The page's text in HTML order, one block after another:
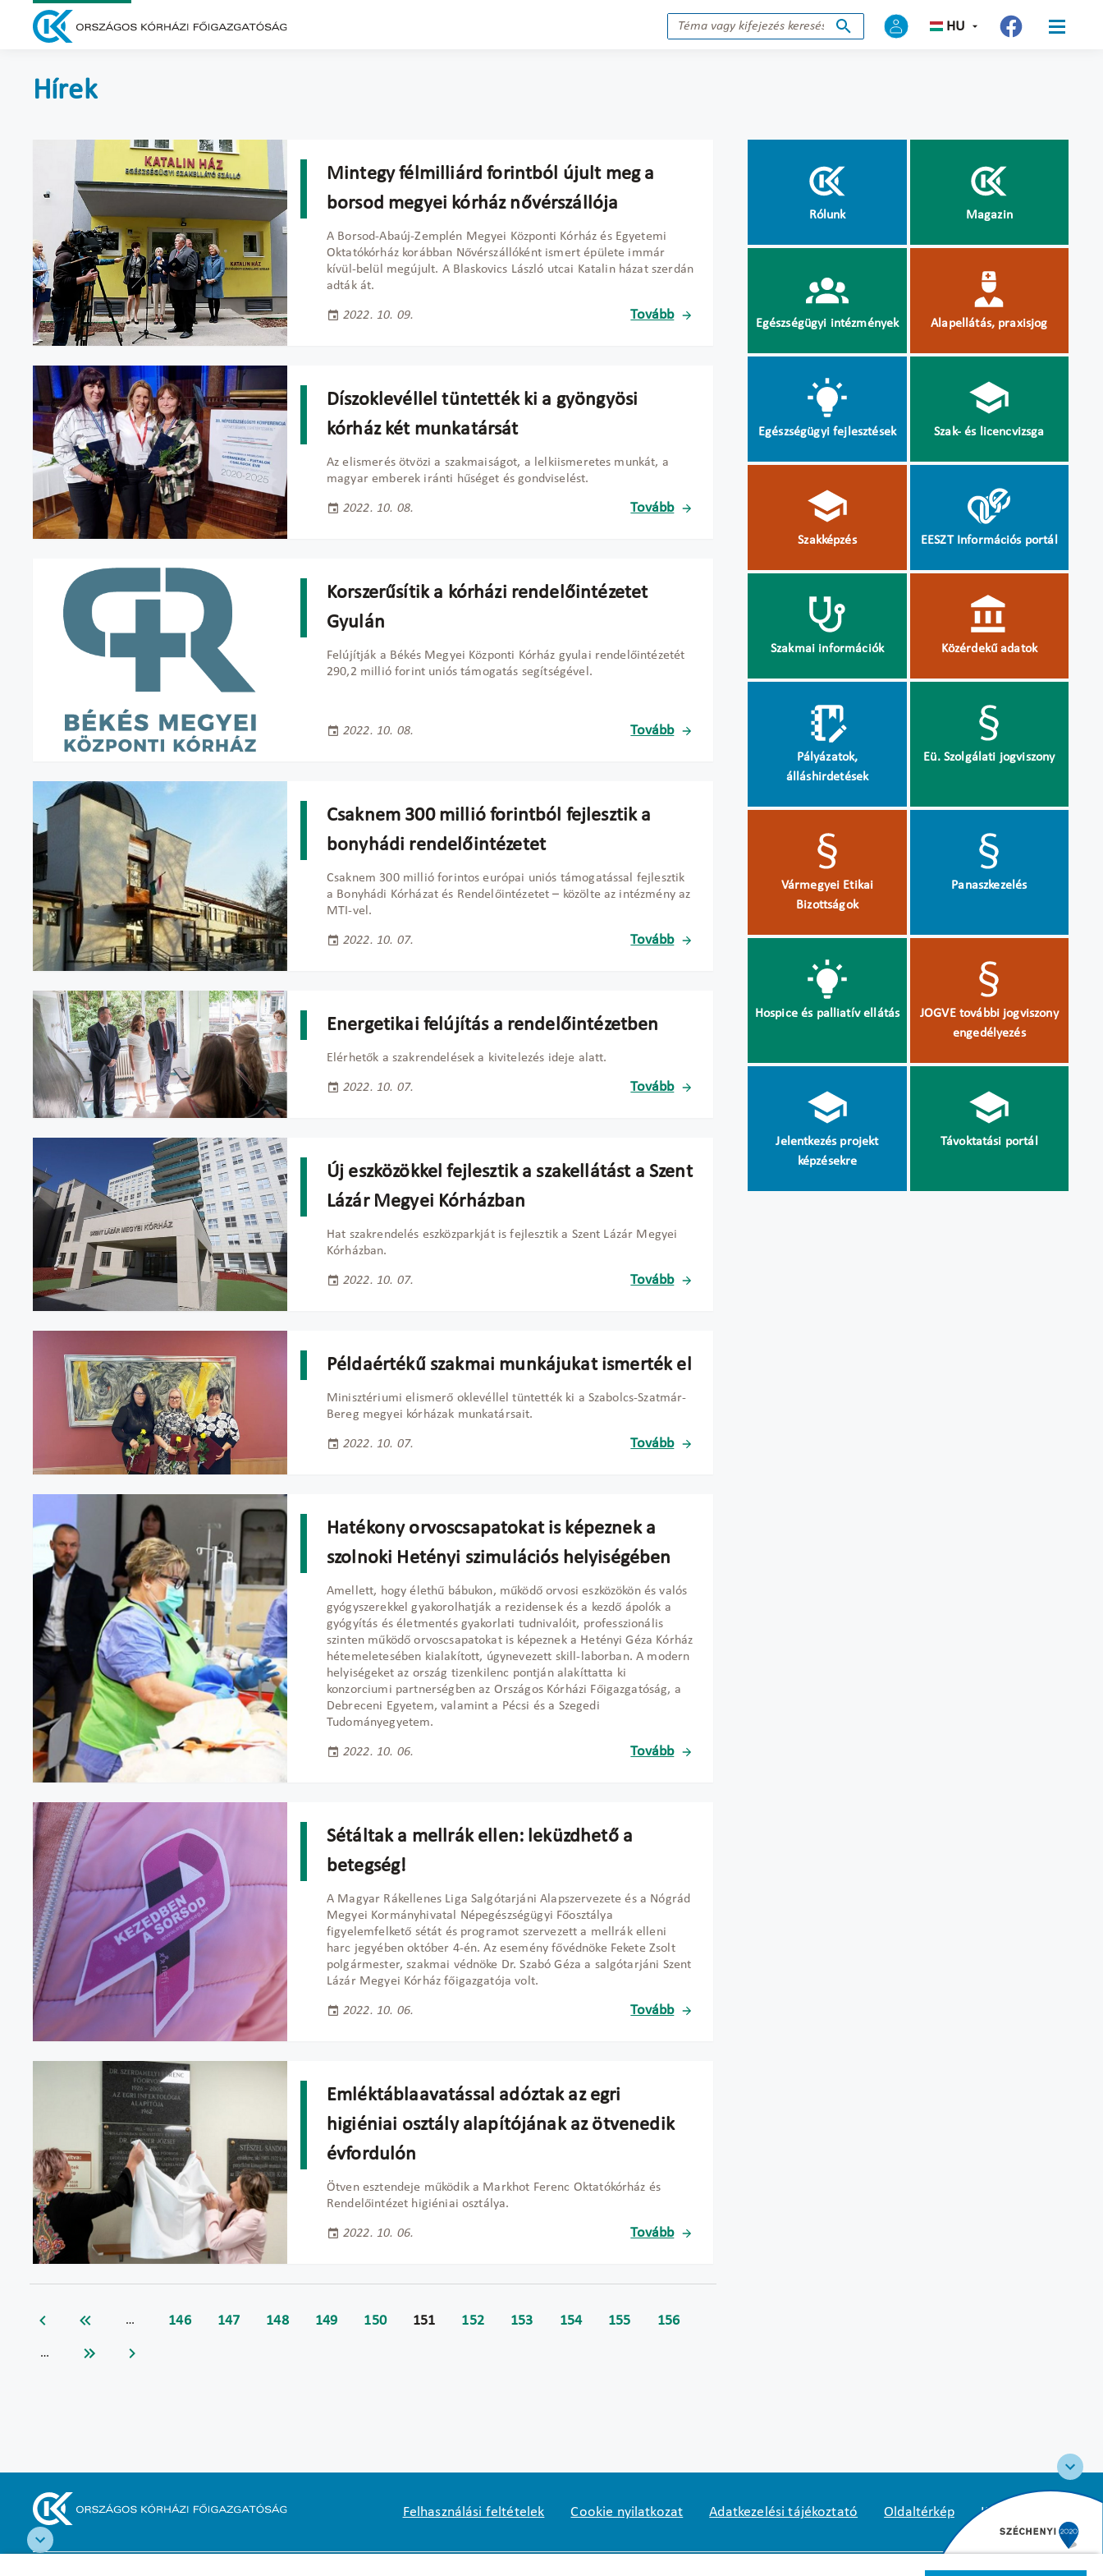
HU
Hírek
Mintegy félmilliárd forintból újult meg a
borsod megyei kórház nővérszállója
A Borsod-Abaúj-Zemplén Megyei Központi Kórház és Egyetemi
Oktatókórház korábban Nővérszállóként ismert épülete immár
kívül-belül megújult. A Blaskovics László utcai Katalin házat szerdán
adták át.
2022. 10. 09. Tovább
Díszoklevéllel tüntették ki a gyöngyösi
kórház két munkatársát
Az elismerés ötvözi a szakmaiságot, a lelkiismeretes munkát, a
magyar emberek iránti hűséget és gondviselést.
2022. 10. 08. Tovább
Korszerűsítik a kórházi rendelőintézetet
Gyulán
Felújítják a Békés Megyei Központi Kórház gyulai rendelőintézetét
290,2 millió forint uniós támogatás segítségével.
2022. 10. 08. Tovább
Csaknem 300 millió forintból fejlesztik a
bonyhádi rendelőintézetet
Csaknem 300 millió forintos európai uniós támogatással fejlesztik
a Bonyhádi Kórházat és Rendelőintézetet – közölte az intézmény az
MTI-vel.
2022. 10. 07. Tovább
Energetikai felújítás a rendelőintézetben
Elérhetők a szakrendelések a kivitelezés ideje alatt.
2022. 10. 07. Tovább
Új eszközökkel fejlesztik a szakellátást a Szent
Lázár Megyei Kórházban
Hat szakrendelés eszközparkját is fejlesztik a Szent Lázár Megyei
Kórházban.
2022. 10. 07. Tovább
Példaértékű szakmai munkájukat ismerték el
Minisztériumi elismerő oklevéllel tüntették ki a Szabolcs-Szatmár-
Bereg megyei kórházak munkatársait.
2022. 10. 07. Tovább
Hatékony orvoscsapatokat is képeznek a
szolnoki Hetényi szimulációs helyiségében
Amellett, hogy élethű bábukon, működő orvosi eszközökön és valós
gyógyszerekkel gyakorolhatják a rezidensek és a kezdő ápolók a
gyógyítás és életmentés gyakorlati tudnivalóit, professzionális
szinten működő orvoscsapatokat is képeznek a Hetényi Géza Kórház
hétemeletesében kialakított, úgynevezett skill-laborban. A modern
helyiségeket az ország tizenkilenc pontján alakíttatta ki
konzorciumi partnerségben az Országos Kórházi Főigazgatóság, a
Debreceni Egyetem, valamint a Pécsi és a Szegedi
Tudományegyetem.
2022. 10. 06. Tovább
Sétáltak a mellrák ellen: leküzdhető a
betegség!
A Magyar Rákellenes Liga Salgótarjáni Alapszervezete és a Nógrád
Megyei Kormányhivatal Népegészségügyi Főosztálya
figyelemfelkető sétát és programot szervezett a mellrák elleni
harc jegyében október 4-én. Az esemény fővédnöke Fekete Zsolt
polgármester, szakmai védnöke Dr. Szabó Géza a salgótarjáni Szent
Lázár Megyei Kórház főigazgatója volt.
2022. 10. 06. Tovább
Emléktáblaavatással adóztak az egri
higiéniai osztály alapítójának az ötvenedik
évfordulón
Ötven esztendeje működik a Markhot Ferenc Oktatókórház és
Rendelőintézet higiéniai osztálya.
2022. 10. 06. Tovább
… 146 147 148 149 150 151 152 153 154 155 156
…
Rólunk Magazin
Egészségügyi intézmények Alapellátás, praxisjog
Egészségügyi fejlesztések Szak- és licencvizsga
Szakképzés EESZT Információs portál
Szakmai információk Közérdekű adatok
Pályázatok,
álláshirdetések
Eü. Szolgálati jogviszony
Vármegyei Etikai
Bizottságok
Panaszkezelés
Hospice és palliatív ellátás
JOGVE további jogviszony
engedélyezés
Jelentkezés projekt
képzésekre
Távoktatási portál
Felhasználási feltételek Cookie nyilatkozat Adatkezelési tájékoztató Oldaltérkép Közadatkereső